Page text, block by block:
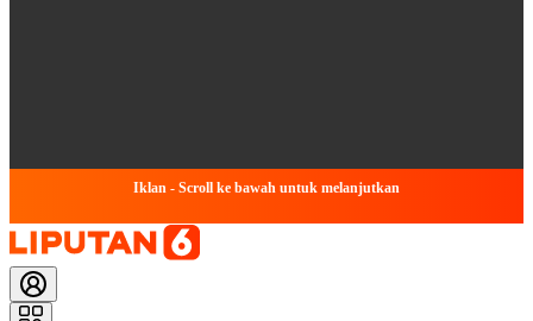
Iklan - Scroll ke bawah untuk melanjutkan